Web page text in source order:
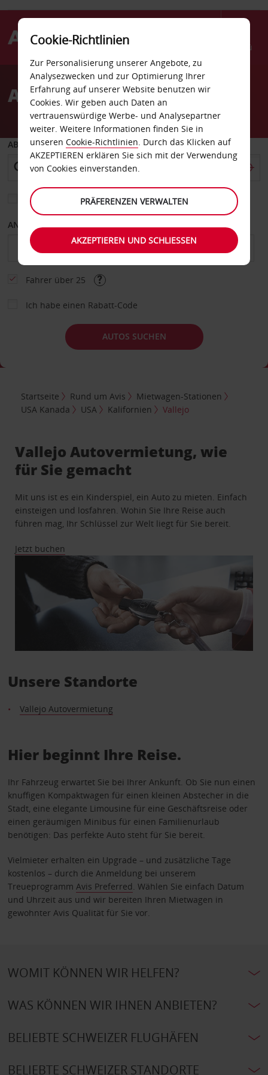
Menü
AvisAutovermietung Vallejo
ABHOLEN VON
Eine andere Rückgabestation auswählen
ANFANGSDATUM
Fahrer über 25
Ich habe einen Rabatt-Code
AUTOS SUCHEN
Startseite Rund um Avis
Mietwagen-Stationen
USA Kanada
USA Kalifornien Vallejo
Vallejo Autovermietung, wie
für Sie gemacht
Mit uns ist es ein Kinderspiel, ein Auto zu mieten. Einfach
einsteigen und losfahren. Wohin Sie Ihre Reise auch
führen mag, Ihr Schlüssel zur Welt liegt für Sie bereit.
Jetzt buchen
Unsere Standorte
Vallejo Autovermietung
Hier beginnt Ihre Reise.
Ihr Fahrzeug erwartet Sie bei Ihrer Ankunft. Ob Sie nun einen
knuffigen Kompaktwagen für einen kleinen Abstecher in die
Stadt, eine elegante Limousine für eine Geschäftsreise oder
einen geräumigen Minibus für einen Familienurlaub
benötigen: Das perfekte Auto steht für Sie bereit.
Vielmieter erhalten ein Upgrade – und zusätzliche Tage
kostenlos – durch die Anmeldung bei unserem
Treueprogramm Avis Preferred . Wählen Sie einfach Datum
und Uhrzeit aus und wir bereiten Ihren Mietwagen in
gewohnter Avis Qualität für Sie vor.
WOMIT KÖNNEN WIR HELFEN?
WAS KÖNNEN WIR IHNEN ANBIETEN?
BELIEBTE SCHWEIZER FLUGHÄFEN
BELIEBTE SCHWEIZER STANDORTE
Cookie-Richtlinien
Zur Personalisierung unserer Angebote, zu
Analysezwecken und zur Optimierung Ihrer
Erfahrung auf unserer Website benutzen wir
Cookies. Wir geben auch Daten an
vertrauenswürdige Werbe- und Analysepartner
weiter. Weitere Informationen finden Sie in
unseren Cookie-Richtlinien. Durch das Klicken auf
AKZEPTIEREN erklären Sie sich mit der Verwendung
von Cookies einverstanden.
PRÄFERENZEN VERWALTEN
AKZEPTIEREN UND SCHLIESSEN